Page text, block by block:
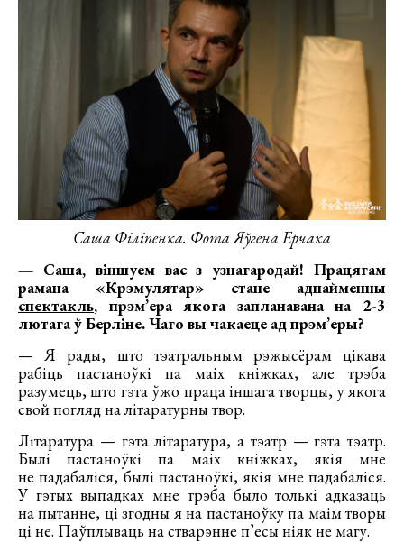
Саша Філіпенка. Фота Яўгена Ерчака
— Саша, віншуем вас з узнагародай! Працягам
рамана «Крэмулятар» стане аднайменны
спектакль, прэм’ера якога запланавана на 2-3
лютага ў Берліне.Чаго вы чакаеце ад прэм’еры?
— Я рады, што тэатральным рэжысёрам цікава
рабіць пастаноўкі па маіх кніжках, але трэба
разумець, што гэта ўжо праца іншага творцы, у якога
свой погляд на літаратурны твор.
Літаратура — гэта літаратура, а тэатр — гэта тэатр.
Былі пастаноўкі па маіх кніжках, якія мне
не падабаліся, былі пастаноўкі, якія мне падабаліся.
У гэтых выпадках мне трэба было толькі адказаць
на пытанне, ці згодны я на пастаноўку па маім творы
ці не. Паўплываць на стварэнне п’есы ніяк не магу.